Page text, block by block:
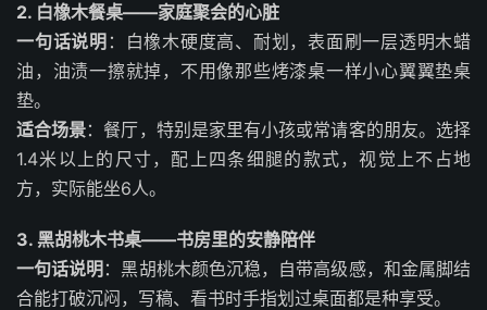
2. 白橡木餐桌——家庭聚会的心脏
一句话说明 ：白橡木硬度高、耐划，表面刷一层透明木蜡
油，油渍一擦就掉，不用像那些烤漆桌一样小心翼翼垫桌
垫。
适合场景：餐厅，特别是家里有小孩或常请客的朋友。选择
1.4米以上的尺寸，配上四条细腿的款式，视觉上不占地
方，实际能坐6人。
3. 黑胡桃木书桌——书房里的安静陪伴
一句话说明 ：黑胡桃木颜色沉稳，自带高级感，和金属脚结
合能打破沉闷，写稿、看书时手指划过桌面都是种享受。